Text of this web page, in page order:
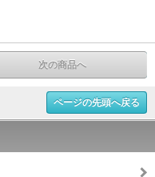
次の商品へ
ページの先頭へ戻る